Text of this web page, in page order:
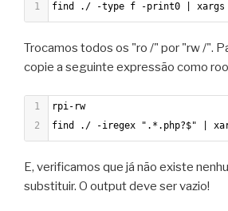
1 find ./ -type f -print0 | xargs
Trocamos todos os "ro /" por "rw /".
copie a seguinte expressão como
1
rpi-rw
2
find ./ -iregex ".*.php?$" |
E, verificamos que já não existe
substituir. O output deve ser vazio!